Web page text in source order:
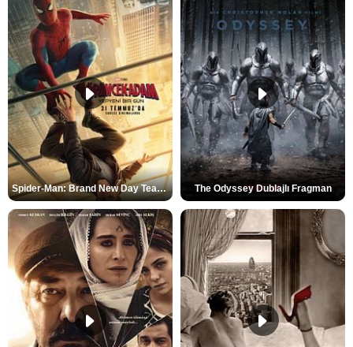
Spider-Man: Brand New Day Teaser The Odyssey Dublajlı Fragman